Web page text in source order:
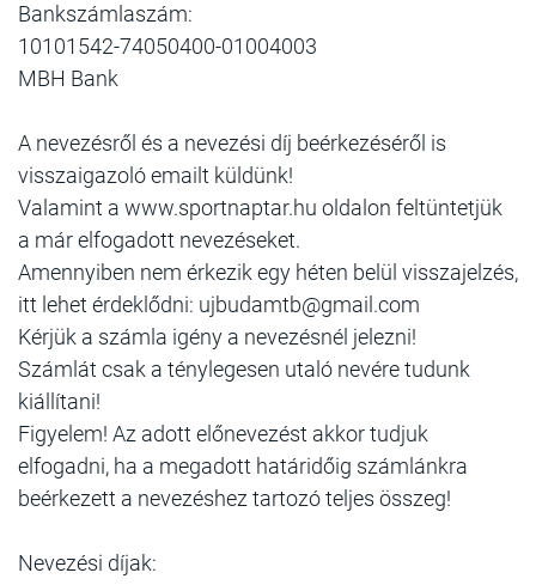
Bankszámlaszám:
10101542-74050400-01004003
MBH Bank
A nevezésről és a nevezési díj beérkezéséről is
visszaigazoló emailt küldünk!
Valamint a www.sportnaptar.hu oldalon feltüntetjük
a már elfogadott nevezéseket.
Amennyiben nem érkezik egy héten belül visszajelzés,
itt lehet érdeklődni: ujbudamtb@gmail.com
Kérjük a számla igény a nevezésnél jelezni!
Számlát csak a ténylegesen utaló nevére tudunk
kiállítani!
Figyelem! Az adott előnevezést akkor tudjuk
elfogadni, ha a megadott határidőig számlánkra
beérkezett a nevezéshez tartozó teljes összeg!
Nevezési díjak: